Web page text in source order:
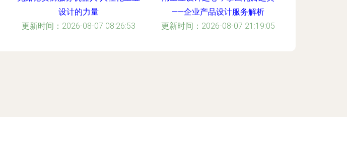
设计的力量
更新时间：2026-08-07 08:26:53
——企业产品设计服务解析
更新时间：2026-08-07 21:19:05